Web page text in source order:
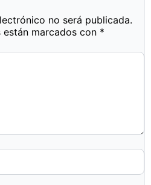
no será publicada.
marcados con *